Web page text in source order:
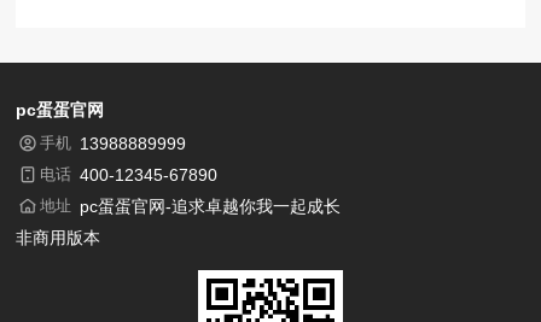
pc蛋蛋官网
手机 13988889999
电话 400-12345-67890
地址 pc蛋蛋官网-追求卓越你我一起成长
非商用版本